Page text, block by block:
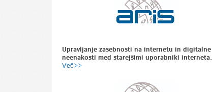
Upravljanje zasebnosti na internetu in digitalne
neenakosti med starejšimi uporabniki interneta.
Več>>